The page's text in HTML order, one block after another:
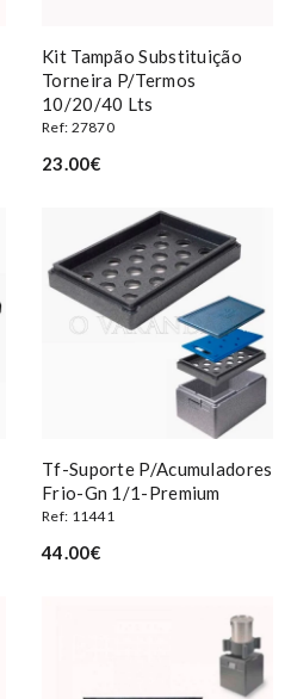
Kit Tampão Substituição
Torneira P/termos
10/20/40 Lts
Ref: 27870
23.00€
Tf-Suporte P/acumuladores
Frio-Gn 1/1-Premium
Ref: 11441
44.00€